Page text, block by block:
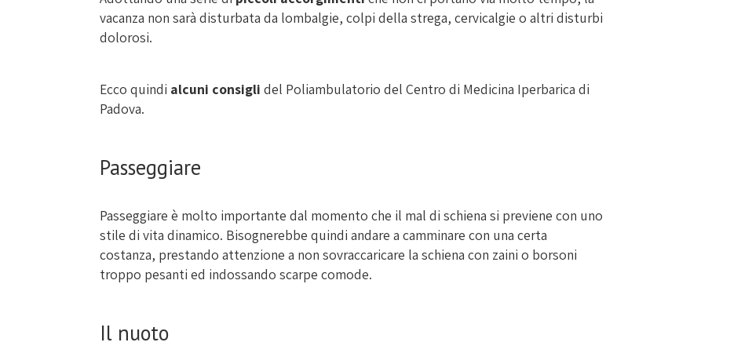
vacanza non sarà disturbata da lombalgie, colpi della strega, cervicalgie o altri disturbi
dolorosi.
Ecco quindi alcuni consigli del Poliambulatorio del Centro di Medicina Iperbarica di
Padova.
Passeggiare
Passeggiare è molto importante dal momento che il mal di schiena si previene con uno
stile di vita dinamico. Bisognerebbe quindi andare a camminare con una certa
costanza, prestando attenzione a non sovraccaricare la schiena con zaini o borsoni
troppo pesanti ed indossando scarpe comode.
Il nuoto